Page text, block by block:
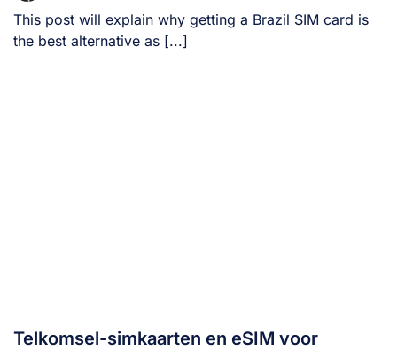
This post will explain why getting a Brazil SIM card is
the best alternative as [...]
Telkomsel-simkaarten en eSIM voor